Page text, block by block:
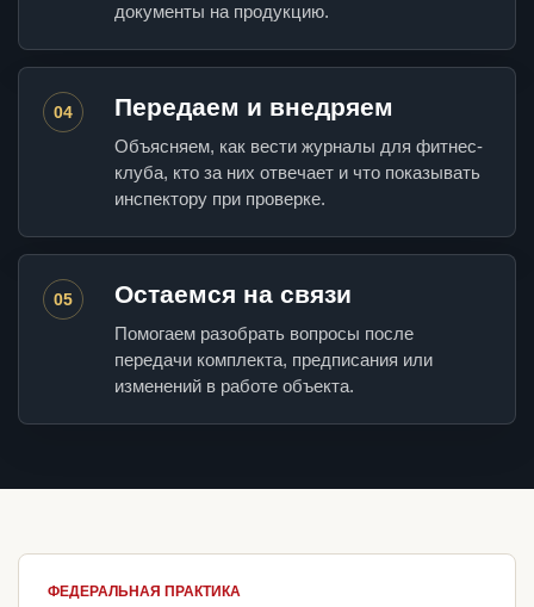
документы на продукцию.
04 Передаем и внедряем
Объясняем, как вести журналы для фитнес-
клуба, кто за них отвечает и что показывать
инспектору при проверке.
05 Остаемся на связи
Помогаем разобрать вопросы после
передачи комплекта, предписания или
изменений в работе объекта.
ФЕДЕРАЛЬНАЯ ПРАКТИКА